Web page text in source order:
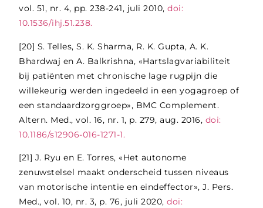
vol. 51, nr. 4, pp. 238-241, juli 2010,doi:
10.1536/ihj.51.238.
[20] S. Telles, S. K. Sharma, R. K. Gupta, A. K.
Bhardwaj en A. Balkrishna, «Hartslagvariabiliteit
bij patiënten met chronische lage rugpijn die
willekeurig werden ingedeeld in een yogagroep of
een standaardzorggroep», BMC Complement.
Altern. Med., vol. 16, nr. 1, p. 279, aug. 2016, doi:
10.1186/s12906-016-1271-1.
[21] J. Ryu en E. Torres, «Het autonome
zenuwstelsel maakt onderscheid tussen niveaus
van motorische intentie en eindeffector», J. Pers.
Med., vol. 10, nr. 3, p. 76, juli 2020, doi: